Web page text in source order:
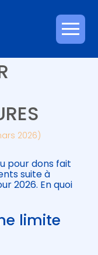
2026)
pour dons fait
suite à
2026. En quoi
limite